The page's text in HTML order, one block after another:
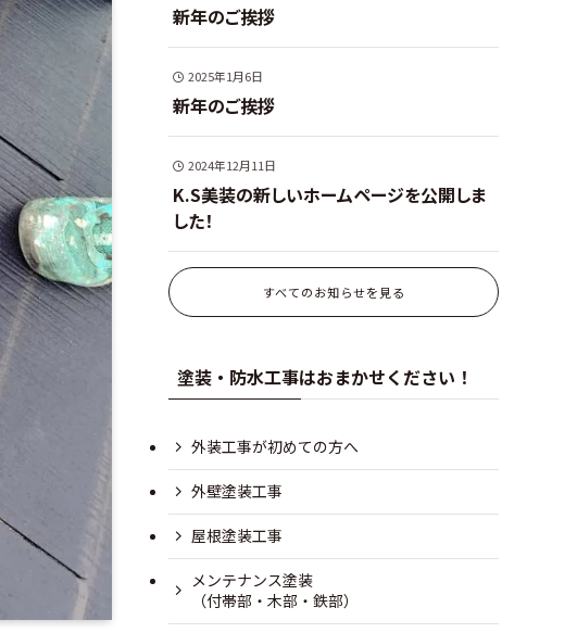
新年のご挨拶
2025年1月6日
新年のご挨拶
2024年12月11日
K.S美装の新しいホームページを公開しま
した！
すべてのお知らせを見る
塗装・防水工事はおまかせください！
外装工事が初めての方へ
外壁塗装工事
屋根塗装工事
メンテナンス塗装
（付帯部・木部・鉄部）